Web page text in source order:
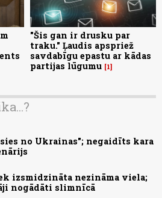
"Šis gan ir drusku par
traku." Ļaudis apspriež
savdabīgu epastu ar kādas
partijas lūgumu 1
no Ukrainas"; negaidīts kara
izsmidzināta nezināma viela;
nogādāti slimnīcā